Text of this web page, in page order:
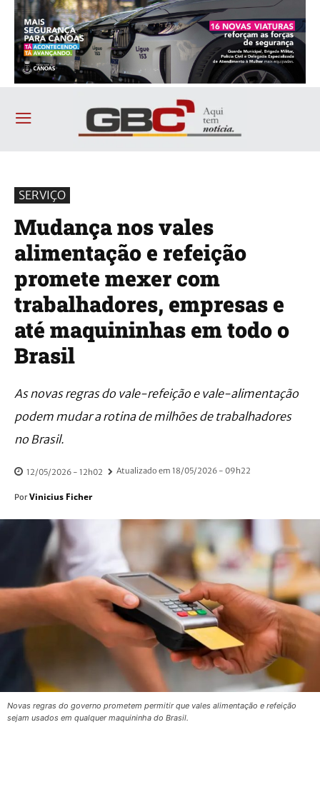
SERVIÇO
Mudança nos vales
alimentação e refeição
promete mexer com
trabalhadores, empresas e
até maquininhas em todo o
Brasil
As novas regras do vale-refeição e vale-alimentação
podem mudar a rotina de milhões de trabalhadores
no Brasil.
12/05/2026 - 12h02 Atualizado em 18/05/2026 - 09h22
Por Vinicius Ficher
Novas regras do governo prometem permitir que vales alimentação e refeição
sejam usados em qualquer maquininha do Brasil.